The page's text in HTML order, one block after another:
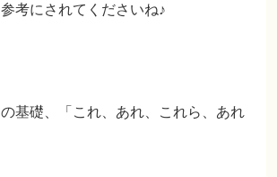
考にされてくださいね♪
基礎、「これ、あれ、これら、あれ